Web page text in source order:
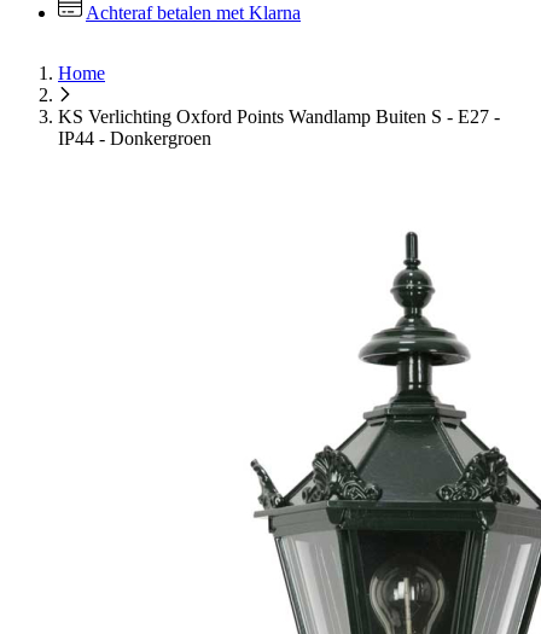
Achteraf betalen met Klarna
Home
KS Verlichting Oxford Points Wandlamp Buiten S - E27 -
IP44 - Donkergroen